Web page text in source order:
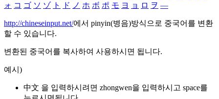
ォ コ ゴ ソ ゾ ト ド ノ ホ ボ ポ モ ヨ ョ ロ ヲ ―
http://chineseinput.net/에서 pinyin(병음)방식으로 중국어를 변환
할 수 있습니다.
변환된 중국어를 복사하여 사용하시면 됩니다.
예시)
中文 을 입력하시려면 zhongwen을 입력하시고 space를